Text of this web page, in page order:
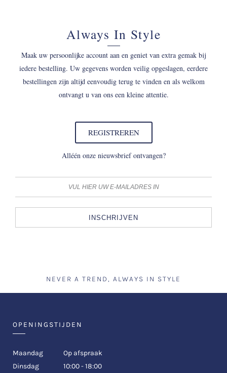
Always In Style
Maak uw persoonlijke account aan en geniet van extra gemak bij
iedere bestelling. Uw gegevens worden veilig opgeslagen, eerdere
bestellingen zijn altijd eenvoudig terug te vinden en als welkom
ontvangt u van ons een kleine attentie.
REGISTREREN
Alléén onze nieuwsbrief ontvangen?
INSCHRIJVEN
NEVER A TREND, ALWAYS IN STYLE
OPENINGSTIJDEN
Maandag
Op afspraak
Dinsdag
10:00 - 18:00